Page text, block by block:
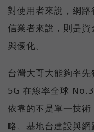
對使用者來說，網
信業者來說，則是
與優化。
台灣大哥大能夠率
5G 在線率全球
依靠的不是單一技
略、基地台建設與網